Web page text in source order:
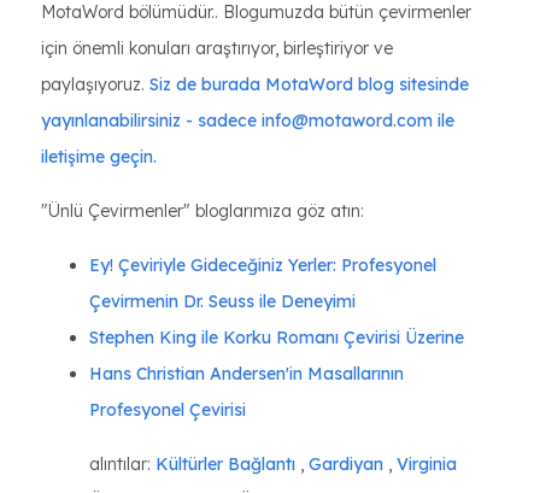
MotaWord bölümüdür.. Blogumuzda bütün çevirmenler
için önemli konuları araştırıyor, birleştiriyor ve
paylaşıyoruz. Siz de burada MotaWord blog sitesinde
yayınlanabilirsiniz - sadece info@motaword.com ile
iletişime geçin.
"Ünlü Çevirmenler" bloglarımıza göz atın:
Ey! Çeviriyle Gideceğiniz Yerler: Profesyonel
Çevirmenin Dr. Seuss ile Deneyimi
Stephen King ile Korku Romanı Çevirisi Üzerine
Hans Christian Andersen'in Masallarının
Profesyonel Çevirisi
alıntılar: Kültürler Bağlantı , Gardiyan , Virginia